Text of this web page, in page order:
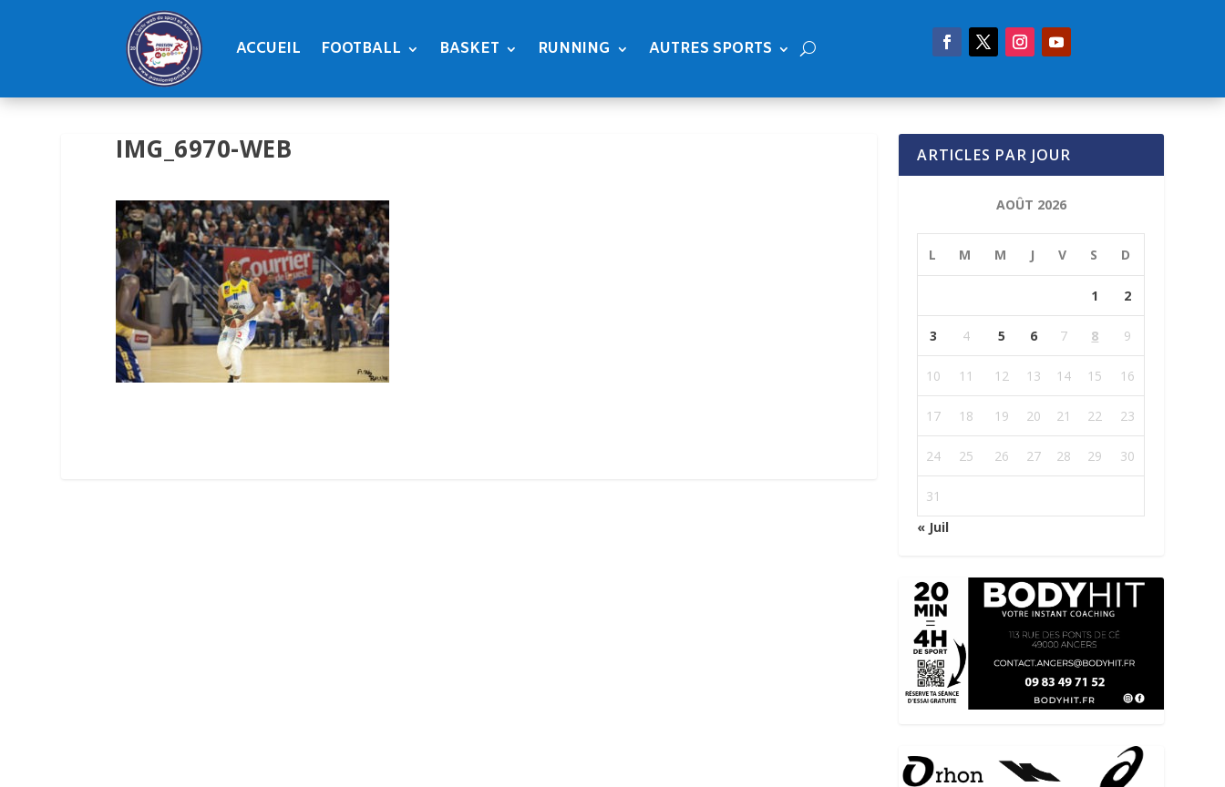
ACCUEIL FOOTBALL BASKET RUNNING AUTRES SPORTS
IMG_6970-WEB ARTICLES PAR JOUR
AOÛT 2026
L M M J V S D
1 2
3 4 5 6 7 8 9
10 11 12 13 14 15 16
17 18 19 20 21 22 23
24 25 26 27 28 29 30
31
« Juil